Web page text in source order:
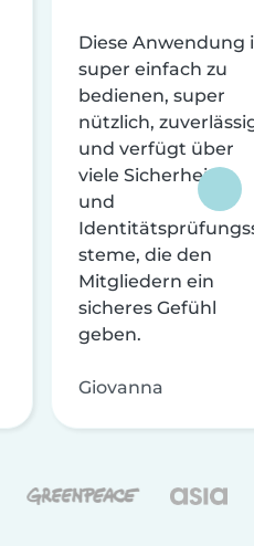
Diese Anwendung
super einfach zu
bedienen, super
nützlich,
und verfügt über
viele Sicherheits-
und
steme, die den
Mitgliedern ein
sicheres Gefühl
geben.
Giovanna